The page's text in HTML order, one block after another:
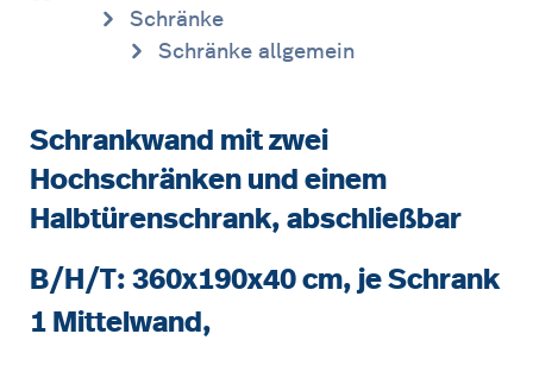
Schränke
Schränke allgemein
Schrankwand mit zwei
Hochschränken und einem
Halbtürenschrank, abschließbar
B/H/T: 360x190x40 cm, je Schrank
1 Mittelwand,